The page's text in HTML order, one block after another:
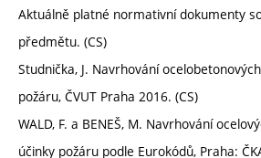
Aktuálně platné normativní dokumenty
předmětu. (CS)
Studnička, J. Navrhování
požáru, ČVUT Praha 2016. (CS)
WALD, F. a BENEŠ, M. Navrhování
účinky požáru podle Eurokódů, Praha: